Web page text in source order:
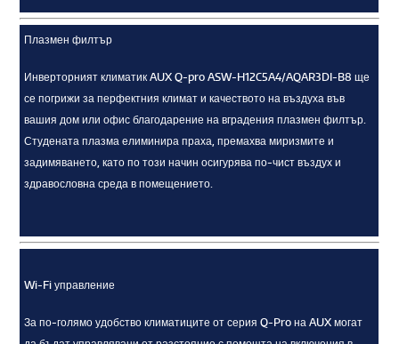
Плазмен филтър
Инверторният климатик AUX Q-pro ASW-H12C5A4/AQAR3DI-B8 ще
се погрижи за перфектния климат и качеството на въздуха във
вашия дом или офис благодарение на вградения плазмен филтър.
Студената плазма елиминира праха, премахва миризмите и
задимяването, като по този начин осигурява по-чист въздух и
здравословна среда в помещението.
Wi-Fi управление
За по-голямо удобство климатиците от серия Q-Pro на AUX могат